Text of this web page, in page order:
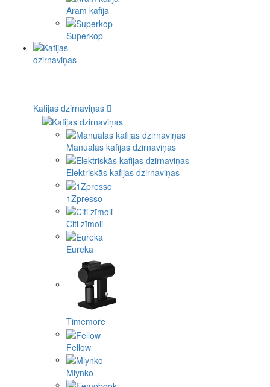
Aram kafija
Superkop
Kafijas dzirnaviņas
Manuālās kafijas dzirnaviņas
Elektriskās kafijas dzirnaviņas
1Zpresso
Citi zīmoli
Eureka
Timemore
Fellow
Mlynko